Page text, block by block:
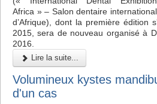
Africa » – Salon dentaire international
d’Afrique), dont la première édition
2015, sera de nouveau organisé à
2016.
Lire la suite...
Volumineux kystes
d'un cas